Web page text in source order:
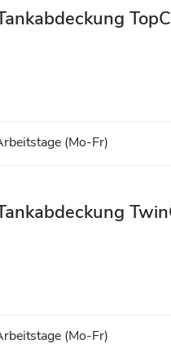
(Mo-Fr)
(Mo-Fr)